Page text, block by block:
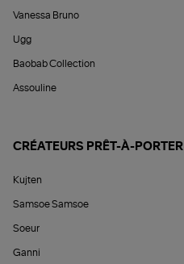
Vanessa Bruno
Ugg
Baobab Collection
Assouline
CRÉATEURS PRÊT-À-PORTER
Kujten
Samsoe Samsoe
Soeur
Ganni